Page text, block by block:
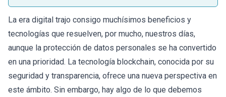
La era digital trajo consigo muchísimos beneficios y
tecnologías que resuelven, por mucho, nuestros días,
aunque la protección de datos personales se ha convertido
en una prioridad. La tecnología blockchain, conocida por su
seguridad y transparencia, ofrece una nueva perspectiva en
este ámbito. Sin embargo, hay algo de lo que debemos